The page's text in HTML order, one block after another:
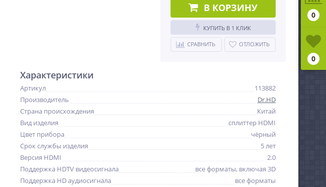
В КОРЗИНУ
КУПИТЬ В 1 КЛИК
СРАВНИТЬ ОТЛОЖИТЬ
Характеристики
Артикул
113882
Производитель
Dr.HD
Страна происхождения
Китай
Вид изделия
сплиттер HDMI
Цвет прибора
чёрный
Срок службы изделия
5 лет
Версия HDMI
2.0
Поддержка HDTV видеосигнала
все форматы, включая 3D
Поддержка HD аудиосигнала
все форматы
0
0